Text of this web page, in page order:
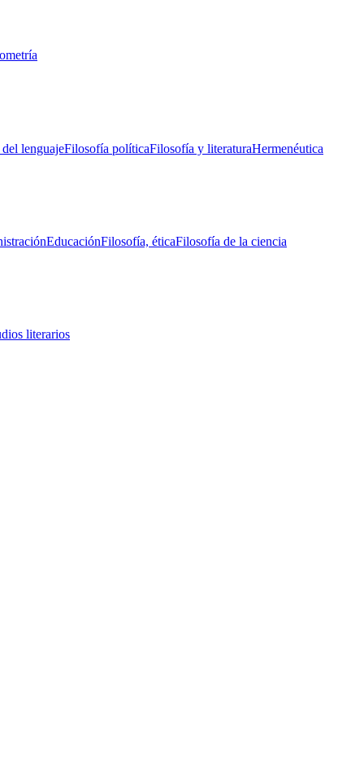
lenguajeFilosofía políticaFilosofía y literaturaHermenéutica
EducaciónFilosofía, éticaFilosofía de la ciencia
literarios